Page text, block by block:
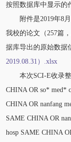
按照数据库中显示的
附件是2019年8月
我校的论文（257篇
据库导出的原始数据
2019.08.31）.xlsx
本次SCI-E收录整
CHINA OR so* med*
CHINA OR nanfang
SAME CHINA OR
hosp SAME CHINA